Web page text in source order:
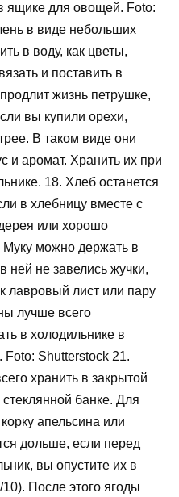
ящике для овощей. Foto:
в виде небольших
в воду, как цветы,
и поставить в
жизнь петрушке,
вы купили орехи,
В таком виде они
и аромат. Хранить их при
18. Хлеб останется
в хлебницу вместе с
или хорошо
можно держать в
ней не завелись жучки,
лавровый лист или пару
лучше всего
в холодильнике в
Foto: Shutterstock 21.
хранить в закрытой
банке. Для
апельсина или
дольше, если перед
вы опустите их в
После этого ягоды